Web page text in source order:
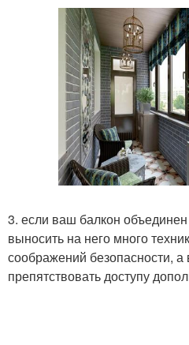
3. если ваш балкон
выносить на него много
соображений безопасности,
препятствовать доступу